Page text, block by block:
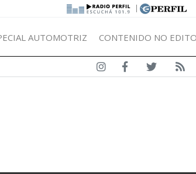
|
AUTOMOTRIZ CONTENIDO NO